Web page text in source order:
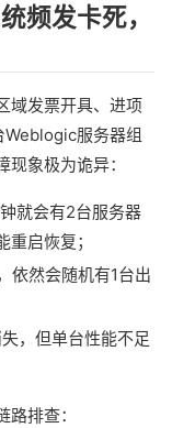
频发卡死，
域发票开具、进项
服务器组
象极为诡异：
就会有2台服务器
启恢复；
依然会随机有1台出
，但单台性能不足
排查：